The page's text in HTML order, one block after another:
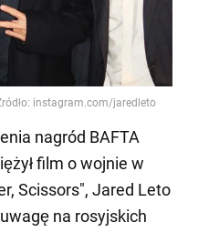
nagród BAFTA
film o wojnie w
Scissors", Jared Leto
na rosyjskich